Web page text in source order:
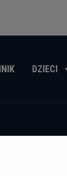
DZIECI